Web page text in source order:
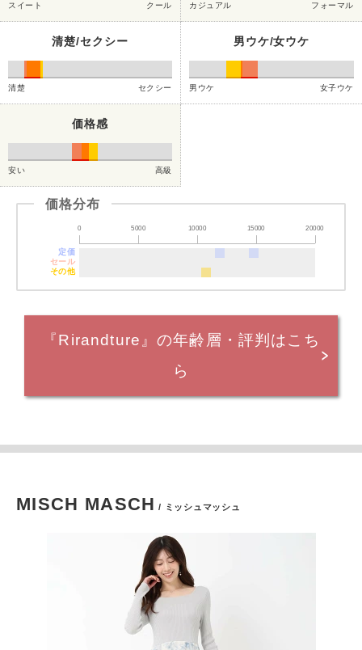
スイート クール カジュアル フォーマル
清楚/セクシー
清楚 セクシー
男ウケ/女ウケ
男ウケ 女子ウケ
価格感
安い 高級
価格分布
0 5000 10000 15000 20000
定価
セール
その他
『Rirandture』の年齢層・評判はこち
ら
MISCH MASCH / ミッシュマッシュ